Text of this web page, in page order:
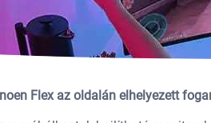
Flex az oldalán elhelyezett